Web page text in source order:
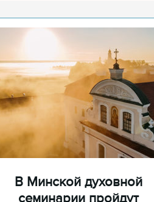
В Минской духовной
семинарии пройдут